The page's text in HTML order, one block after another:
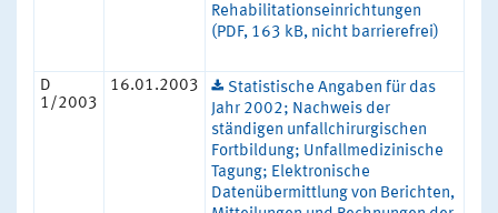
Rehabilitationseinrichtungen
(PDF, 163 kB, nicht barrierefrei)
D
1/2003
16.01.2003
Statistische Angaben für das
Jahr 2002; Nachweis der
ständigen unfallchirurgischen
Fortbildung; Unfallmedizinische
Tagung; Elektronische
Datenübermittlung von Berichten,